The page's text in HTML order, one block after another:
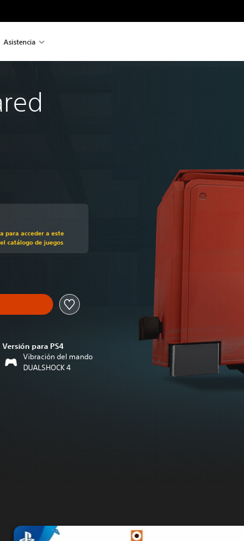
Asistencia
original de 13,99 €
para acceder a este
catálogo de juegos
Versión para PS4
Vibración del mando
DUALSHOCK 4